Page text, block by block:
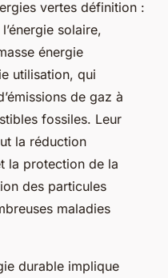
vertes définition :
solaire,
énergie
utilisation, qui
de gaz à
fossiles. Leur
la réduction
la protection de la
des particules
maladies
durable implique